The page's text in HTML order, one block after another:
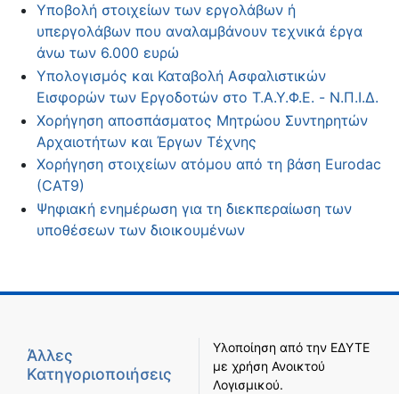
Υποβολή στοιχείων των εργολάβων ή
υπεργολάβων που αναλαμβάνουν τεχνικά έργα
άνω των 6.000 ευρώ
Υπολογισμός και Καταβολή Ασφαλιστικών
Εισφορών των Εργοδοτών στο Τ.Α.Υ.Φ.Ε. - Ν.Π.Ι.Δ.
Χορήγηση αποσπάσματος Μητρώου Συντηρητών
Αρχαιοτήτων και Έργων Τέχνης
Χορήγηση στοιχείων ατόμου από τη βάση Eurodac
(CAT9)
Ψηφιακή ενημέρωση για τη διεκπεραίωση των
υποθέσεων των διοικουμένων
Άλλες
Κατηγοριοποιήσεις
Υλοποίηση από την ΕΔΥΤΕ
με χρήση Ανοικτού
Λογισμικού.